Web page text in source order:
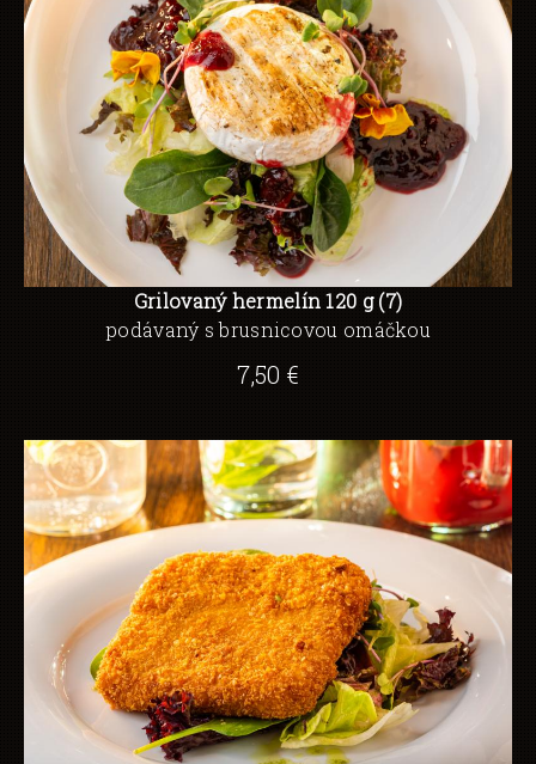
Grilovaný hermelín 120 g (7)
podávaný s brusnicovou omáčkou
7,50 €